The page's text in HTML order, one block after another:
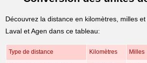
Découvrez la distance en kilomètres, milles
Laval et Agen dans ce tableau:
Type de distance Kilomètres Milles